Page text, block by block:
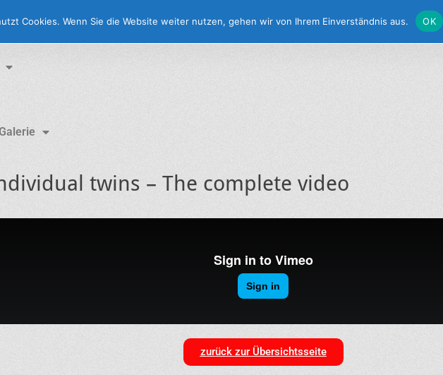
twins – The complete video
zurück zur Übersichtsseite
Cookies. Wenn Sie die Website weiter nutzen, gehen wir von Ihrem Einverständnis aus. OK